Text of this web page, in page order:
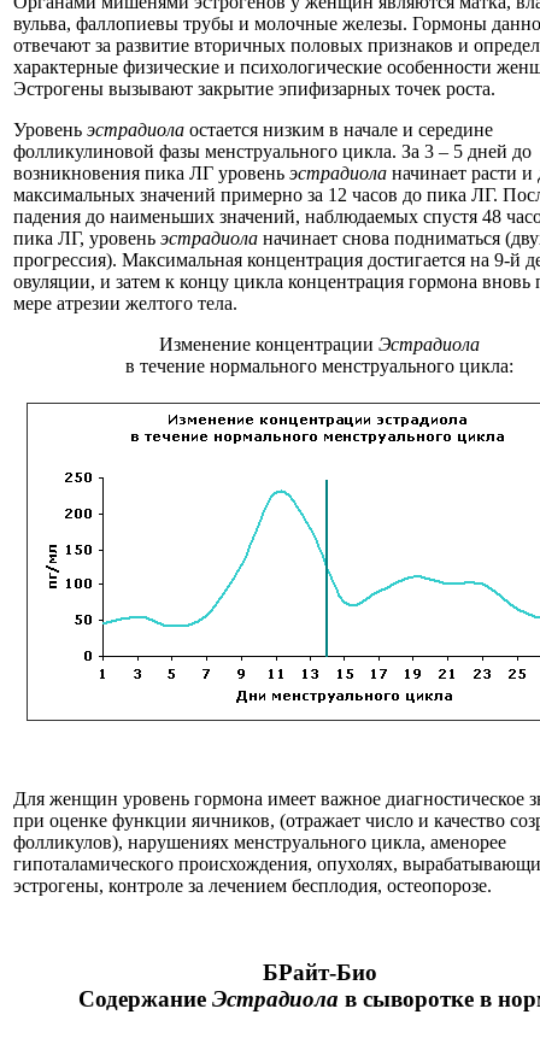
вульва, фаллопиевы трубы и молочные железы. Гормоны
отвечают за развитие вторичных половых признаков и
характерные физические и психологические особенности
Эстрогены вызывают закрытие эпифизарных точек роста.
Уровень эстрадиола остается низким в начале и середине
фолликулиновой фазы менструального цикла. За 3 – 5 дней до
возникновения пика ЛГ уровень эстрадиола начинает расти и
максимальных значений примерно за 12 часов до пика ЛГ.
падения до наименьших значений, наблюдаемых спустя 48
пика ЛГ, уровень эстрадиола начинает снова подниматься
прогрессия). Максимальная концентрация достигается на 9-й
овуляции, и затем к концу цикла концентрация гормона вновь
мере атрезии желтого тела.
Изменение концентрации Эстрадиола
в течение нормального менструального цикла:
Для женщин уровень гормона имеет важное диагностическое
при оценке функции яичников, (отражает число и качество
фолликулов), нарушениях менструального цикла, аменорее
гипоталамического происхождения, опухолях,
эстрогены, контроле за лечением бесплодия, остеопорозе.
БРайт-Био
Содержание Эстрадиола в сыворотке в